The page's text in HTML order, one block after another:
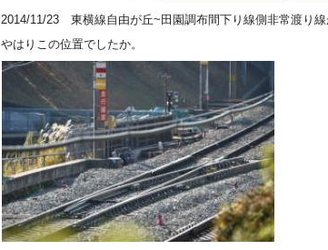
2014/11/23 東横線自由が丘~田園調布間下り線側非常渡り線
やはりこの位置でしたか。